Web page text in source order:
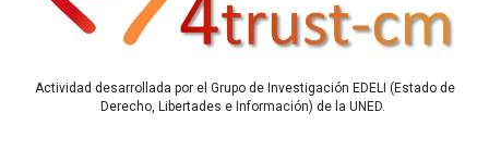
Actividad desarrollada por el Grupo de Investigación EDELI (Estado de
Derecho, Libertades e Información) de la UNED.